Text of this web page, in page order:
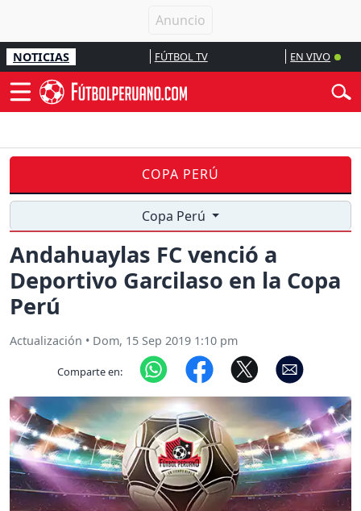
NOTICIAS FÚTBOL TV EN VIVO
COPA PERÚ
Copa Perú
Andahuaylas FC venció a
Deportivo Garcilaso en la Copa
Perú
Actualización • Dom, 15 Sep 2019 1:10 pm
Comparte en: